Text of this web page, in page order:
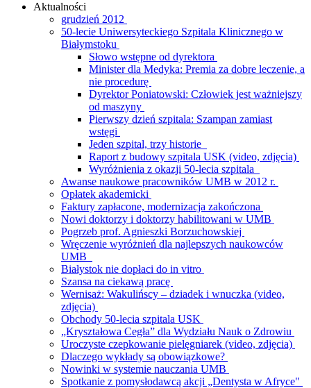
Aktualności
grudzień 2012
50-lecie Uniwersyteckiego Szpitala Klinicznego w
Białymstoku
Słowo wstępne od dyrektora
Minister dla Medyka: Premia za dobre leczenie, a
nie procedurę
Dyrektor Poniatowski: Człowiek jest ważniejszy
od maszyny
Pierwszy dzień szpitala: Szampan zamiast
wstęgi
Jeden szpital, trzy historie
Raport z budowy szpitala USK (video, zdjęcia)
Wyróżnienia z okazji 50-lecia szpitala
Awanse naukowe pracowników UMB w 2012 r.
Opłatek akademicki
Faktury zapłacone, modernizacja zakończona
Nowi doktorzy i doktorzy habilitowani w UMB
Pogrzeb prof. Agnieszki Borzuchowskiej
Wręczenie wyróżnień dla najlepszych naukowców
UMB
Białystok nie dopłaci do in vitro
Szansa na ciekawą pracę
Wernisaż: Wakulińscy – dziadek i wnuczka (video,
zdjęcia)
Obchody 50-lecia szpitala USK
„Kryształowa Cegła” dla Wydziału Nauk o Zdrowiu
Uroczyste czepkowanie pielęgniarek (video, zdjęcia)
Dlaczego wykłady są obowiązkowe?
Nowinki w systemie nauczania UMB
Spotkanie z pomysłodawcą akcji „Dentysta w Afryce"